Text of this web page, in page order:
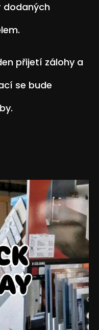
dodaných
přijetí zálohy a
se bude